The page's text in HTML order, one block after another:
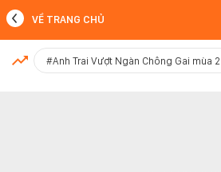
MỚI NHẤT
VỀ TRANG CHỦ
#Anh Trai Vượt Ngàn Chông Gai mùa 2